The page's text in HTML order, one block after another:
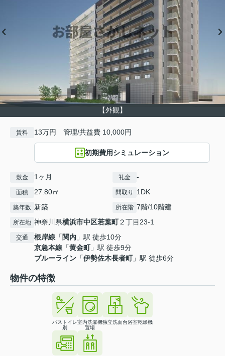
【外観】
賃料 13万円 管理/共益費 10,000円
初期費用シミュレーション
敷金 1ヶ月 礼金 -
面積 27.80㎡ 間取り 1DK
築年数 新築 所在階 7階/10階建
所在地 神奈川県横浜市中区若葉町２丁目23-1
交通 根岸線 「 関内 」駅 徒歩10分
京急本線 「黄金町」駅 徒歩9分
ブルーライン 「伊勢佐木長者町」駅 徒歩6分
物件の特徴
バストイレ
別
室内洗濯機
置場
独立洗面台浴室乾燥機